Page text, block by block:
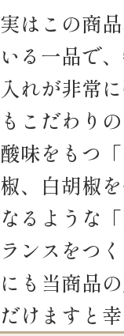
実はこの商
いる一品で
入れが非常
もこだわり
酸味をもつ
椒、白胡椒
なるような
ランスをつ
にも当商品
だけますと幸